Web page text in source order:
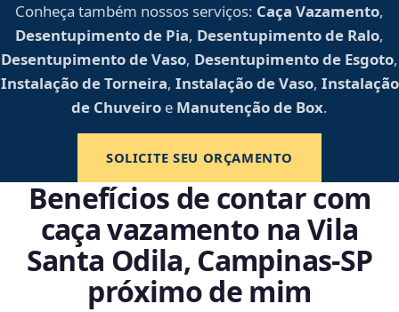
Conheça também nossos serviços: Caça Vazamento,
Desentupimento de Pia, Desentupimento de Ralo,
Desentupimento de Vaso, Desentupimento de Esgoto,
Instalação de Torneira, Instalação de Vaso, Instalação
de Chuveiro e Manutenção de Box.
SOLICITE SEU ORÇAMENTO
Benefícios de contar com
caça vazamento na Vila
Santa Odila, Campinas‑SP
próximo de mim